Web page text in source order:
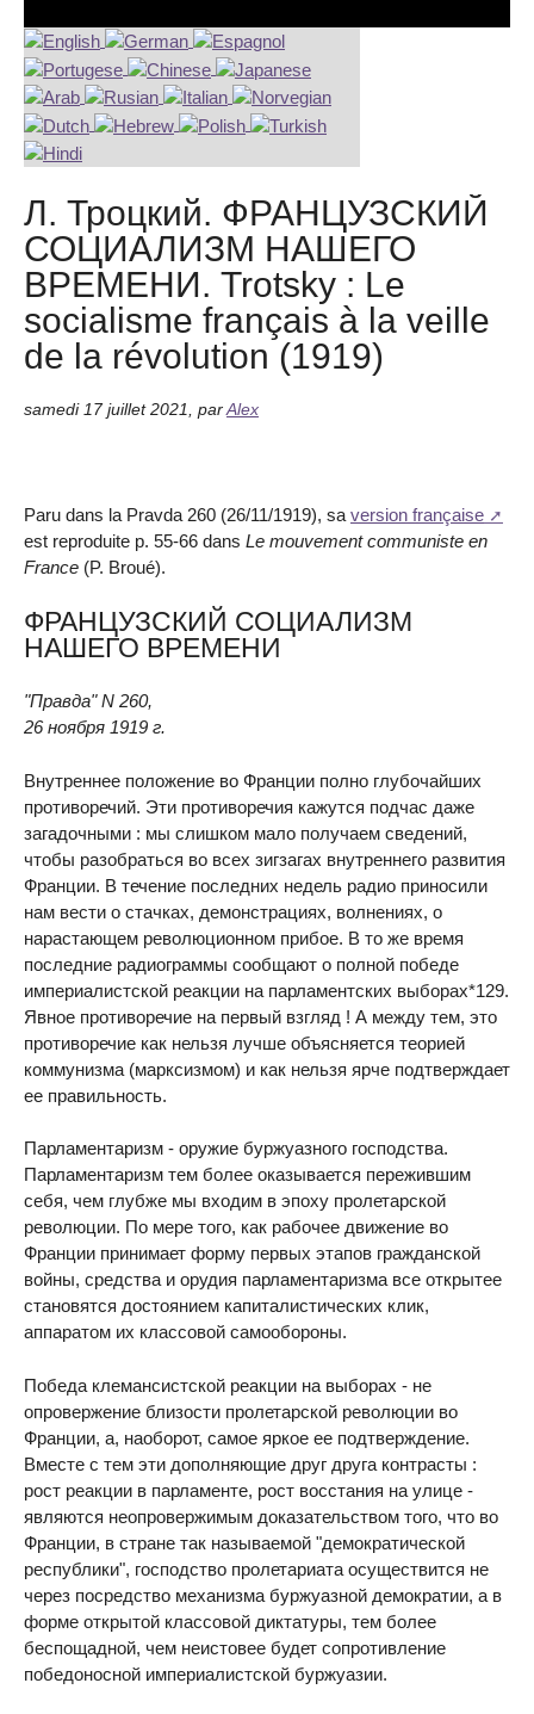
Л. Троцкий. ФРАНЦУЗСКИЙ
СОЦИАЛИЗМ НАШЕГО
ВРЕМЕНИ. Trotsky : Le
socialisme français à la veille
de la révolution (1919)
samedi 17 juillet 2021 par Alex
Paru dans la Pravda 260 (26/11/1919), sa version française
est reproduite p. 55-66 dans Le mouvement communiste en
France (P. Broué).
ФРАНЦУЗСКИЙ СОЦИАЛИЗМ
НАШЕГО ВРЕМЕНИ
"Правда" N 260,
26 ноября 1919 г.
Внутреннее положение во Франции полно глубочайших
противоречий. Эти противоречия кажутся подчас даже
загадочными : мы слишком мало получаем сведений,
чтобы разобраться во всех зигзагах внутреннего развития
Франции. В течение последних недель радио приносили
нам вести о стачках, демонстрациях, волнениях, о
нарастающем революционном прибое. В то же время
последние радиограммы сообщают о полной победе
империалистской реакции на парламентских выборах*129.
Явное противоречие на первый взгляд ! А между тем, это
противоречие как нельзя лучше объясняется теорией
коммунизма (марксизмом) и как нельзя ярче подтверждает
ее правильность.
Парламентаризм - оружие буржуазного господства.
Парламентаризм тем более оказывается пережившим
себя, чем глубже мы входим в эпоху пролетарской
революции. По мере того, как рабочее движение во
Франции принимает форму первых этапов гражданской
войны, средства и орудия парламентаризма все открытее
становятся достоянием капиталистических клик,
аппаратом их классовой самообороны.
Победа клемансистской реакции на выборах - не
опровержение близости пролетарской революции во
Франции, а, наоборот, самое яркое ее подтверждение.
Вместе с тем эти дополняющие друг друга контрасты :
рост реакции в парламенте, рост восстания на улице -
являются неопровержимым доказательством того, что во
Франции, в стране так называемой "демократической
республики", господство пролетариата осуществится не
через посредство механизма буржуазной демократии, а в
форме открытой классовой диктатуры, тем более
беспощадной, чем неистовее будет сопротивление
победоносной империалистской буржуазии.